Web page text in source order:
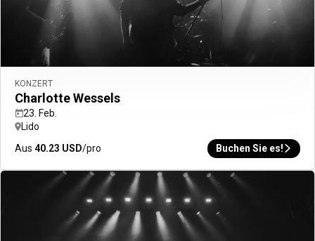
Aufenthalt
Zurück
Hotel suchen
Unsere Marken
REISEIDEEN
Magazin
Neueröffnungen
Reiseziele des Monats
Familienausflüge
Entdecken Sie unsere City Guides
KONZERT
Charlotte Wessels
23. Feb.
Lido
Aus 40.23 USD/pro Buchen Sie es!